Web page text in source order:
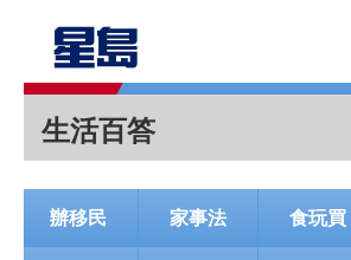
生活百答
辦移民 家事法 食玩買